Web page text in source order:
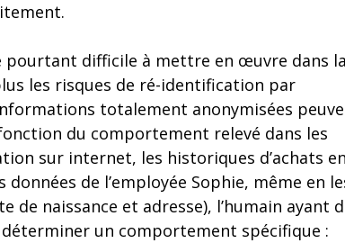
difficile à mettre en œuvre dans la
les risques de ré-identification par
totalement anonymisées
du comportement relevé dans les
sur internet, les historiques d’achats en
de l’employée Sophie, même en
naissance et adresse), l’humain ayant
un comportement spécifique :